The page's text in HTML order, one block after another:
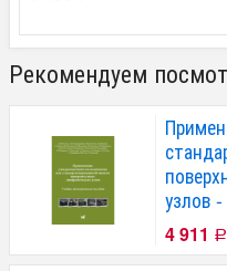
Рекомендуем
узлов
4 911 Р